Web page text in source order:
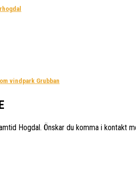
vindpark Grubban
Hogdal. Önskar du komma i kontakt